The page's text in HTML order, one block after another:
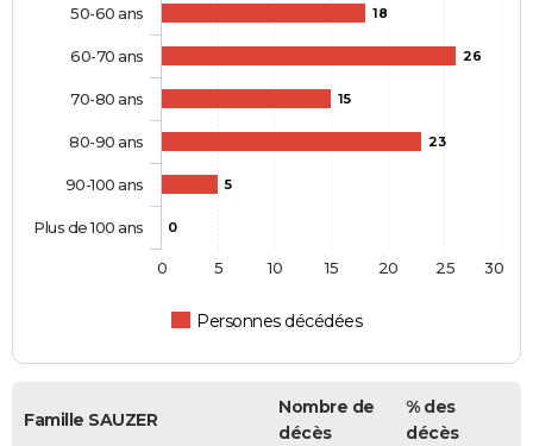
18
26
15
23
5
0
Personnes décédées
50-60 ans
60-70 ans
70-80 ans
80-90 ans
90-100 ans
Plus de 100 ans
0 5 10 15 20 25 30
Famille SAUZER
Nombre de
décès
% des
décès